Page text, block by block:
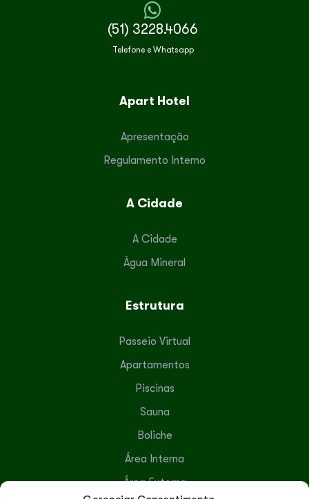
(51) 3228.4066
Telefone e Whatsapp
Apart Hotel
Apresentação
Regulamento Interno
A Cidade
A Cidade
Água Mineral
Estrutura
Passeio Virtual
Apartamentos
Piscinas
Sauna
Boliche
Área Interna
Área Externa